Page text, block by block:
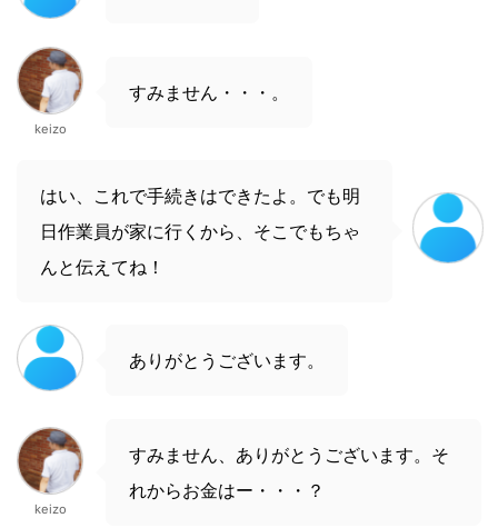
keizo
すみません・・・。
はい、これで手続きはできたよ。でも明
日作業員が家に行くから、そこでもちゃ
んと伝えてね！
ありがとうございます。
keizo
すみません、ありがとうございます。そ
れからお金はー・・・？